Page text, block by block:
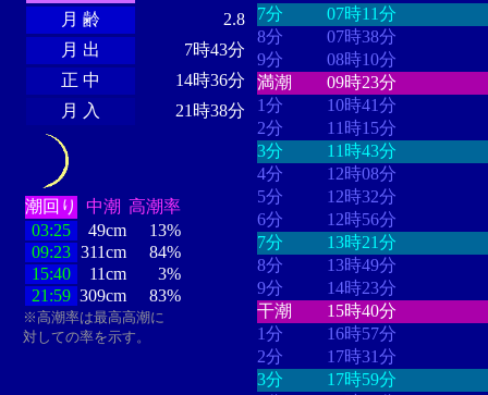
月 齢
2.8
月 出
7時43分
正 中
14時36分
月 入
21時38分
潮回り 中潮 高潮率
03:25
49cm
13%
09:23 311cm
84%
15:40
11cm
3%
21:59 309cm 83%
※高潮率は最高高潮に
対しての率を示す。
7分
07時11分
8分
07時38分
9分
08時10分
満潮
09時23分
1分
10時41分
2分
11時15分
3分
11時43分
4分
12時08分
5分
12時32分
6分
12時56分
7分
13時21分
8分
13時49分
9分
14時23分
干潮
15時40分
1分
16時57分
2分
17時31分
3分
17時59分